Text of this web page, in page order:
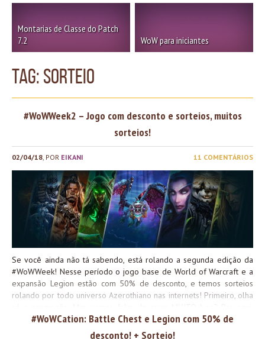
Montarias de Classe do Patch
7.2
WoW para iniciantes
TAG: Sorteio
#WoWWeek2 – Jogo com desconto e sorteios, muitos
sorteios!
02/04/18, POR EIKANI 11 COMENTÁRIOS
Se você ainda não tá sabendo, está rolando a segunda edição da
#WoWWeek! Nesse período o jogo base de World of Warcraft e a
expansão Legion estão com 50% de desconto, e temos sorteios
rolando por todo universo Azerothiano nas internets! Primeiro, olha
recebemos da Blizzard 25 prêmios diferentes para repassar pra
vocês! Para participar, é só seguir aquele esqueminha de sempre:
#WoWCation: Battle Chest e Legion com 50% de
desconto! + Sorteio!